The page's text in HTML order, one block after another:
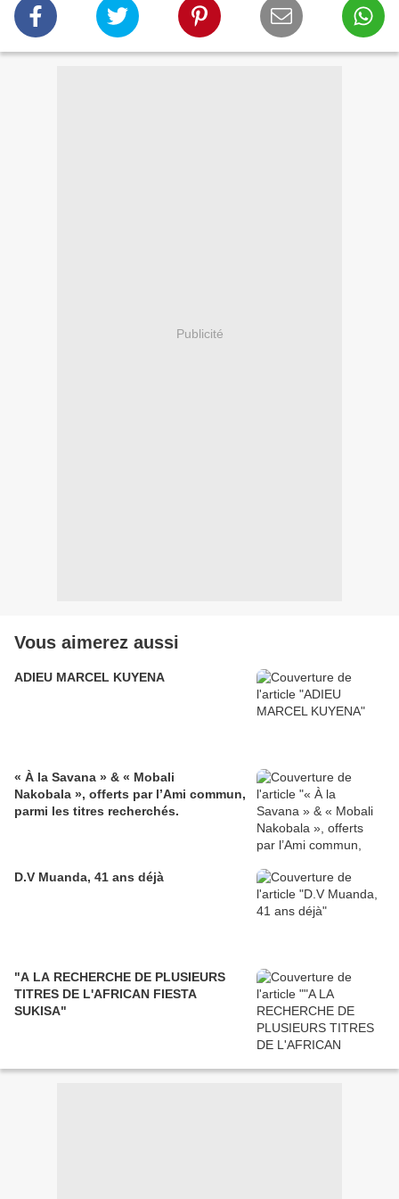
Publicité
Vous aimerez aussi
ADIEU MARCEL KUYENA
« À la Savana » & « Mobali
Nakobala », offerts par l’Ami commun,
parmi les titres recherchés.
D.V Muanda, 41 ans déjà
"A LA RECHERCHE DE PLUSIEURS
TITRES DE L'AFRICAN FIESTA
SUKISA"